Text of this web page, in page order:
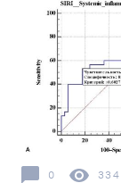
0 334